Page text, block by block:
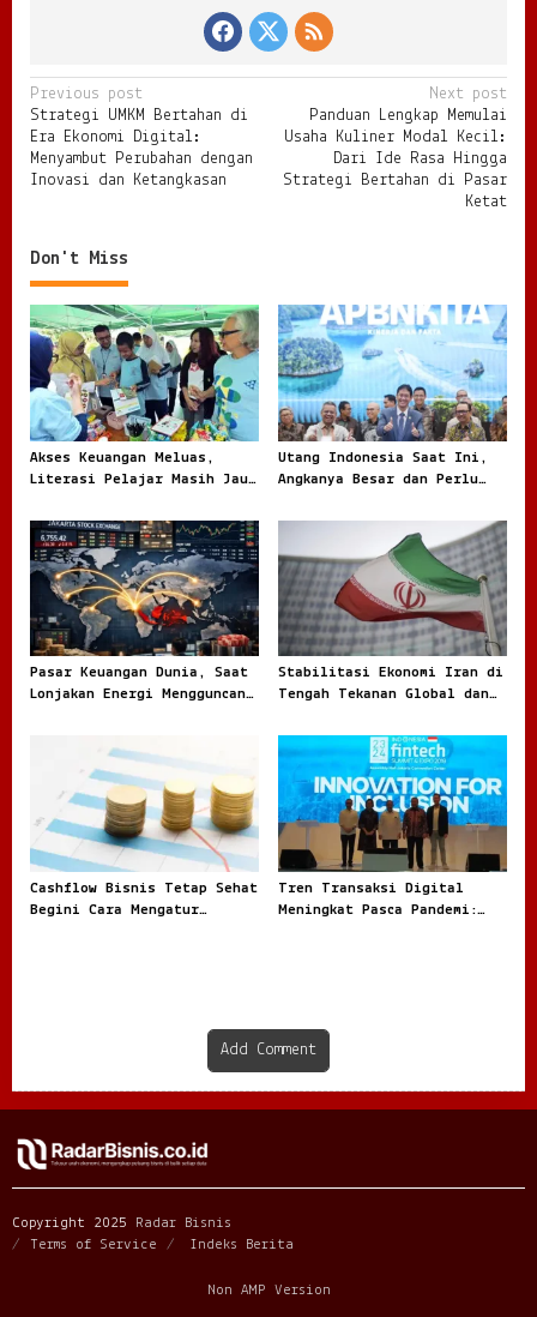
P
o
s
a
v
i
g
a
t
i
n
Previous post
Strategi UMKM Bertahan di
Era Ekonomi Digital:
Menyambut Perubahan dengan
Inovasi dan Ketangkasan
Next post
Panduan Lengkap Memulai
Usaha Kuliner Modal Kecil:
Dari Ide Rasa Hingga
Strategi Bertahan di Pasar
Ketat
Don't Miss
Akses Keuangan Meluas,
Literasi Pelajar Masih Jauh
Utang Indonesia Saat Ini,
Angkanya Besar dan Perlu
Pasar Keuangan Dunia, Saat
Lonjakan Energi Mengguncang
Stabilitasi Ekonomi Iran di
Tengah Tekanan Global dan
Cashflow Bisnis Tetap Sehat
Begini Cara Mengatur
Tren Transaksi Digital
Meningkat Pasca Pandemi:
Add Comment
Copyright 2025
Radar Bisnis
Terms of Service
Indeks Berita
Non AMP Version